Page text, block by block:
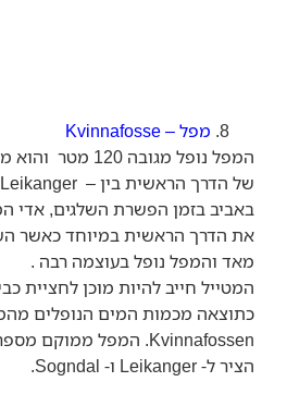
מפל – Kvinnafosse
המפל נופל מגובה
של הדרך הראשית בין – Leikanger ו Hella
באביב בזמן הפשרת השלגים, אדי
את הדרך הראשית במיוחד כאשר
מאד והמפל נופל בעוצמה רבה .
המטייל חייב להיות מוכן לחציית
כתוצאה מכמות המים הנופלים
הציר ל- Leikanger ו- Sogndal.